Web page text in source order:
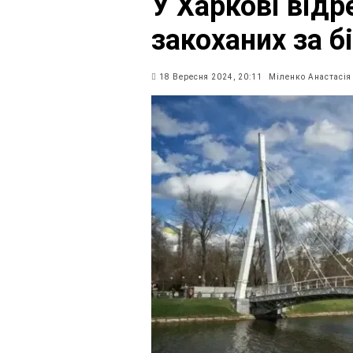
закоханих за
18 Вересня 2024, 20:11 Міленко Анастасія